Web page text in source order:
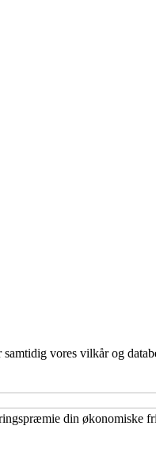
vores vilkår og
din økonomiske